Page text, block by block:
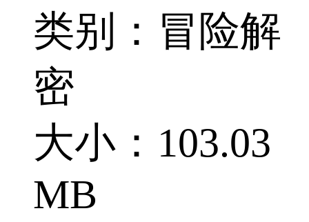
类别：冒险解
密
大小：103.03
MB